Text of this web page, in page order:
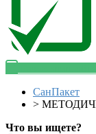
СанПакет
>
Что вы ищете?